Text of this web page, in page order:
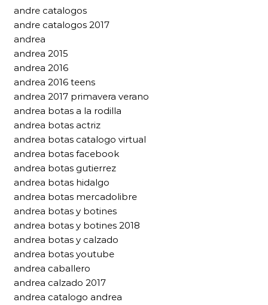
andre catalogos
andre catalogos 2017
andrea
andrea 2015
andrea 2016
andrea 2016 teens
andrea 2017 primavera verano
andrea botas a la rodilla
andrea botas actriz
andrea botas catalogo virtual
andrea botas facebook
andrea botas gutierrez
andrea botas hidalgo
andrea botas mercadolibre
andrea botas y botines
andrea botas y botines 2018
andrea botas y calzado
andrea botas youtube
andrea caballero
andrea calzado 2017
andrea catalogo andrea